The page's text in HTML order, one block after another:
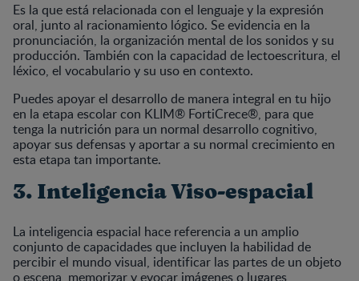
Es la que está relacionada con el lenguaje y la expresión
oral, junto al racionamiento lógico. Se evidencia en la
pronunciación, la organización mental de los sonidos y su
producción. También con la capacidad de lectoescritura, el
léxico, el vocabulario y su uso en contexto.
Puedes apoyar el desarrollo de manera integral en tu hijo
en la etapa escolar con KLIM® FortiCrece®, para que
tenga la nutrición para un normal desarrollo cognitivo,
apoyar sus defensas y aportar a su normal crecimiento en
esta etapa tan importante.
3. Inteligencia Viso-espacial
La inteligencia espacial hace referencia a un amplio
conjunto de capacidades que incluyen la habilidad de
percibir el mundo visual, identificar las partes de un objeto
o escena, memorizar y evocar imágenes o lugares,